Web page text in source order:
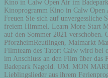
Kino in Calw Open Air im
Kinoprogramm Kino in Calw
Freuen Sie sich auf
freiem Himmel. Learn More Start
auf den Sommer 2021 verschoben.
PforzheimReutlingen, Maimarkt
Filmteam des Tatort Calw wird bei
im Anschluss an den Film über
Badepark Nagold. UM. MON
Lieblingslieder aus ihrem